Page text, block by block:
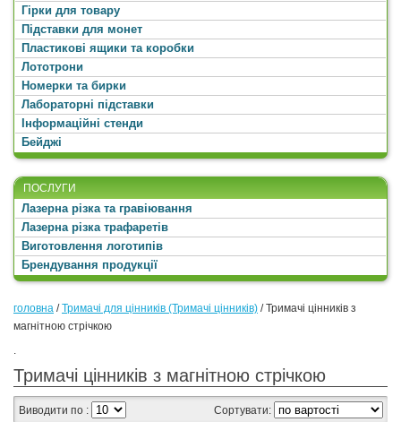
Гірки для товару
Підставки для монет
Пластикові ящики та коробки
Лототрони
Номерки та бирки
Лабораторні підставки
Інформаційні стенди
Бейджі
ПОСЛУГИ
Лазерна різка та гравіювання
Лазерна різка трафаретів
Виготовлення логотипів
Брендування продукції
головна /Тримачі для цінників (Тримачі цінників) /Тримачі цінників з
магнітною стрічкою
.
Тримачі цінників з магнітною стрічкою
Виводити по : Сортувати: